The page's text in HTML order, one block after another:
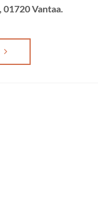
Vantaa.